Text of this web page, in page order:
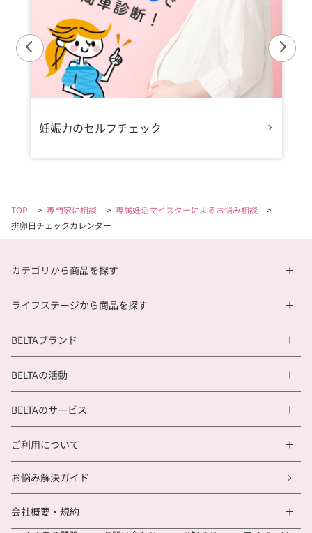
妊娠力のセルフチェック
TOP > 専門家に相談 > 専属妊活マイスターによるお悩み相談
>
排卵日チェックカレンダー
カテゴリから商品を探す
ライフステージから商品を探す
BELTAブランド
BELTAの活動
BELTAのサービス
ご利用について
お悩み解決ガイド
会社概要・規約